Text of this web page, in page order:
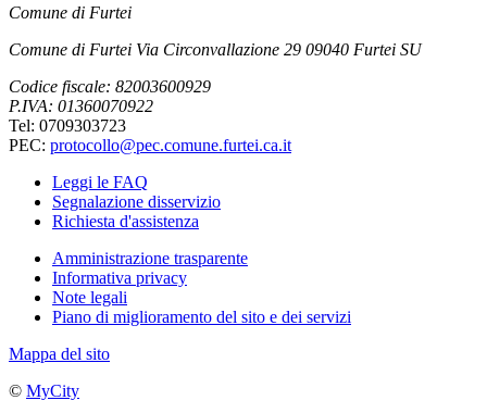
Comune di Furtei
Comune di Furtei Via Circonvallazione 29 09040 Furtei SU
Codice fiscale: 82003600929
P.IVA: 01360070922
Tel: 0709303723
PEC: protocollo@pec.comune.furtei.ca.it
Leggi le FAQ
Segnalazione disservizio
Richiesta d'assistenza
Amministrazione trasparente
Informativa privacy
Note legali
Piano di miglioramento del sito e dei servizi
Mappa del sito
© MyCity